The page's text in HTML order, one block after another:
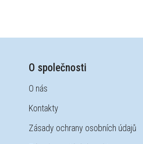
O společnosti
O nás
Kontakty
Zásady ochrany osobních údajů